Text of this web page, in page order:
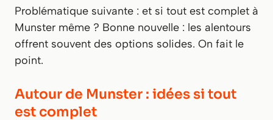
Problématique suivante : et si tout est complet à
Munster même ? Bonne nouvelle : les alentours
offrent souvent des options solides. On fait le
point.
Autour de Munster : idées si tout
est complet